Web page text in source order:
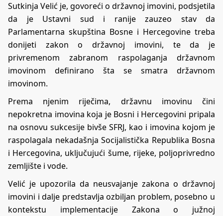
Sutkinja Velić je, govoreći o državnoj imovini, podsjetila
da je Ustavni sud i ranije zauzeo stav da
Parlamentarna skupština Bosne i Hercegovine treba
donijeti zakon o državnoj imovini, te da je
privremenom zabranom raspolaganja državnom
imovinom definirano šta se smatra državnom
imovinom.
Prema njenim riječima, državnu imovinu čini
nepokretna imovina koja je Bosni i Hercegovini pripala
na osnovu sukcesije bivše SFRJ, kao i imovina kojom je
raspolagala nekadašnja Socijalistička Republika Bosna
i Hercegovina, uključujući šume, rijeke, poljoprivredno
zemljište i vode.
Velić je upozorila da neusvajanje zakona o državnoj
imovini i dalje predstavlja ozbiljan problem, posebno u
kontekstu implementacije Zakona o južnoj